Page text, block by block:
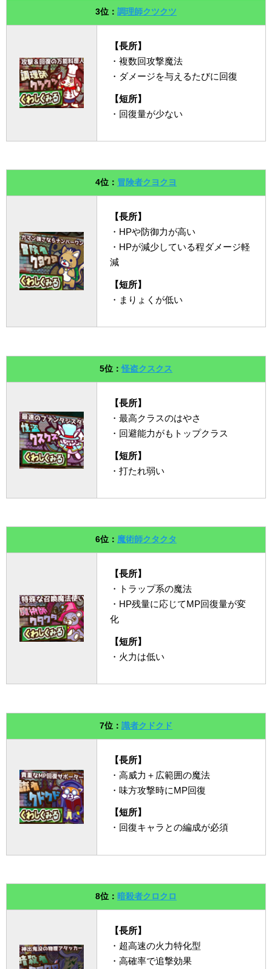
3位： 調理師クツクツ
【長所】
・複数回攻撃魔法
・ダメージを与えるたびに回復
【短所】
・回復量が少ない
4位： 冒険者クヨクヨ
【長所】
・HPや防御力が高い
・HPが減少している程ダメージ軽
減
【短所】
・まりょくが低い
5位：怪盗クスクス
【長所】
・最高クラスのはやさ
・回避能力がもトップクラス
【短所】
・打たれ弱い
6位： 魔術師クタクタ
【長所】
・トラップ系の魔法
・HP残量に応じてMP回復量が変
化
【短所】
・火力は低い
7位： 識者クドクド
【長所】
・高威力＋広範囲の魔法
・味方攻撃時にMP回復
【短所】
・回復キャラとの編成が必須
8位： 暗殺者クロクロ
【長所】
・超高速の火力特化型
・高確率で追撃効果